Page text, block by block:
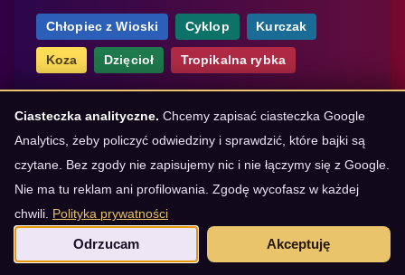
Chłopiec z Wioski Cyklop Kurczak
Koza Dzięcioł Tropikalna rybka
Dawno, dawno temu, w wiosce pod sadem,
Jasio miewał rozczochrane włosy od wiatru i
przyjaciół raczej w piórach niż w butach:
Koguta od plotek, Kozę od skoków, Dzięcioła
od rytmu i mądrą rybkę tropikal...
Ciasteczka analityczne. Chcemy zapisać ciasteczka Google
Analytics, żeby policzyć odwiedziny i sprawdzić, które bajki są
czytane. Bez zgody nie zapisujemy nic i nie łączymy się z Google.
Nie ma tu reklam ani profilowania. Zgodę wycofasz w każdej
chwili. Polityka prywatności
Odrzucam Akceptuję